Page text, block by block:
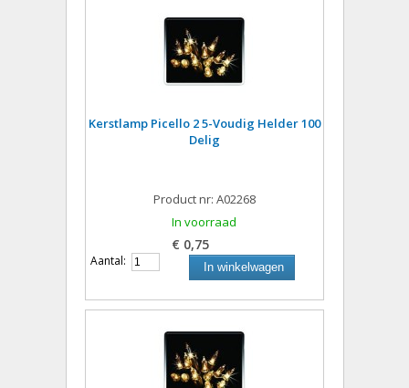
Kerstlamp Picello 2 5-Voudig Helder 100
Delig
Product nr: A02268
In voorraad
€ 0,75
Aantal: In winkelwagen